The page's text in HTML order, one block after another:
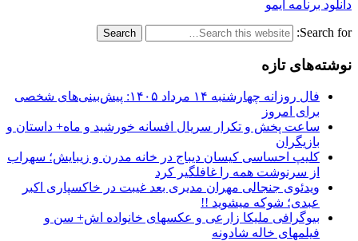
دانلود برنامه ایمو
Search for:
نوشته‌های تازه
فال روزانه چهارشنبه ۱۴ مرداد ۱۴۰۵: پیش‌بینی‌های شخصی
برای امروز
ساعت پخش و تکرار سریال افسانه خورشید و ماه+ داستان و
بازیگران
کلیپ احساسی کیسان دیباج در خانه مدرن و زیبایش؛ سهراب
از سرنوشت همه را غافلگیر کرد
ویدئوی جنجالی مهران مدیری بعد غیبت در خاکسپاری اکبر
عبدی؛ شوکه میشوید !!
بیوگرافی ملیکا زارعی و عکسهای خانواده اش+ سن و
فیلمهای خاله شادونه